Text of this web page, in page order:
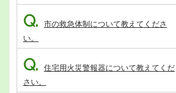
Q. 市の救急体制について教えてくださ
い。
Q. 住宅用火災警報器について教えてくだ
さい。